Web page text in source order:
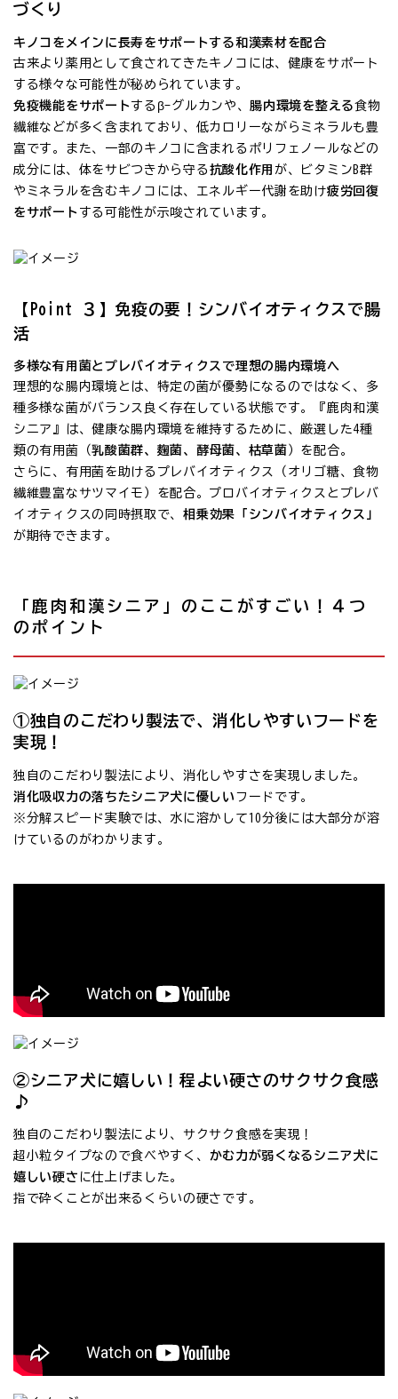
づくり
キノコをメインに長寿をサポートする和漢素材を配合
古来より薬用として食されてきたキノコには、健康をサポート
する様々な可能性が秘められています。
免疫機能をサポートするβ-グルカンや、腸内環境を整える食物
繊維などが多く含まれており、低カロリーながらミネラルも豊
富です。また、一部のキノコに含まれるポリフェノールなどの
成分には、体をサビつきから守る 抗酸化作用 が、ビタミンB群
やミネラルを含むキノコには、エネルギー代謝を助け疲労回復
をサポート する可能性が示唆されています。
【Point ３】免疫の要！シンバイオティクスで腸
活
多様な有用菌とプレバイオティクスで理想の腸内環境へ
理想的な腸内環境とは、特定の菌が優勢になるのではなく、多
種多様な菌がバランス良く存在している状態です。『鹿肉和漢
シニア』は、健康な腸内環境を維持するために、厳選した4種
類の有用菌（乳酸菌群、麹菌、酵母菌、枯草菌 ）を配合。
さらに、有用菌を助けるプレバイオティクス（オリゴ糖、食物
繊維豊富なサツマイモ）を配合。プロバイオティクスとプレバ
イオティクスの同時摂取で、相乗効果「シンバイオティクス」
が期待できます。
「鹿肉和漢シニア」のここがすごい！４つ
のポイント
①独自のこだわり製法で、消化しやすいフードを
実現！
独自のこだわり製法により、消化しやすさを実現しました。
消化吸収力の落ちたシニア犬に優しい フードです。
※分解スピード実験では、水に溶かして10分後には大部分が溶
けているのがわかります。
②シニア犬に嬉しい！程よい硬さのサクサク食感
♪
独自のこだわり製法により、サクサク食感を実現！
超小粒タイプなので食べやすく、 かむ力が弱くなるシニア犬に
嬉しい硬さ に仕上げました。
指で砕くことが出来るくらいの硬さです。